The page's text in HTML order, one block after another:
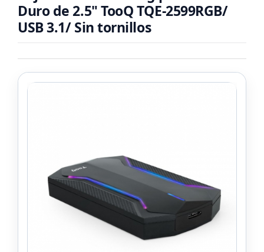
Duro de 2.5" TooQ TQE-2599RGB/
USB 3.1/ Sin tornillos